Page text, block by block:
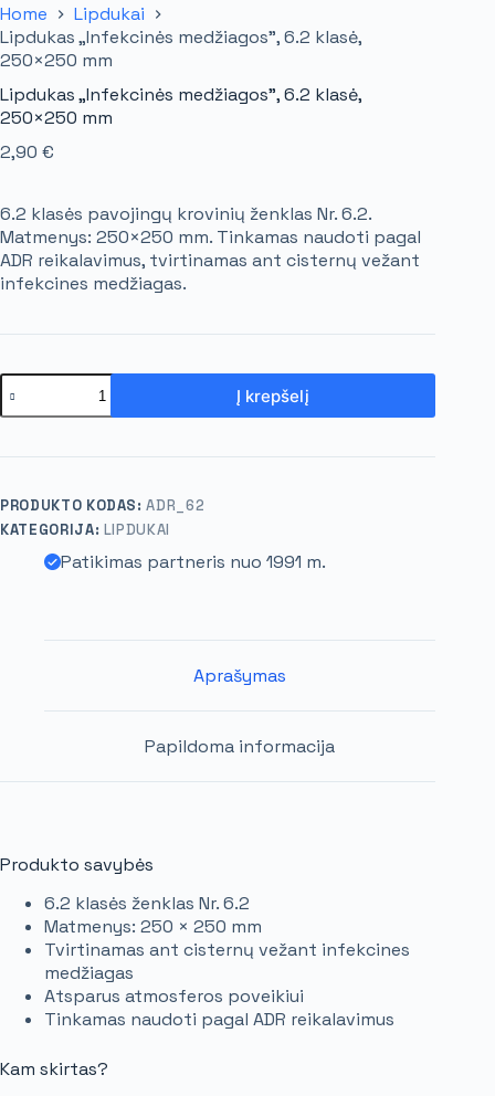
Home
Lipdukai
Lipdukas „Infekcinės medžiagos”, 6.2 klasė,
250×250 mm
Lipdukas „Infekcinės medžiagos”, 6.2 klasė,
250×250 mm
2,90 €
6.2 klasės pavojingų krovinių ženklas Nr. 6.2.
Matmenys: 250×250 mm. Tinkamas naudoti pagal
ADR reikalavimus, tvirtinamas ant cisternų vežant
infekcines medžiagas.
Į krepšelį
PRODUKTO KODAS:ADR_62
KATEGORIJA: LIPDUKAI
Patikimas partneris nuo 1991 m.
Aprašymas
Papildoma informacija
Produkto savybės
6.2 klasės ženklas Nr. 6.2
Matmenys: 250 × 250 mm
Tvirtinamas ant cisternų vežant infekcines
medžiagas
Atsparus atmosferos poveikiui
Tinkamas naudoti pagal ADR reikalavimus
Kam skirtas?